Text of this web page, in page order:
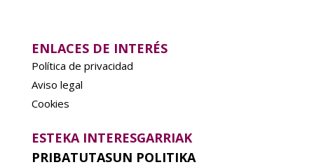
ENLACES DE INTERÉS
Política de privacidad
Aviso legal
Cookies
ESTEKA INTERESGARRIAK
PRIBATUTASUN POLITIKA